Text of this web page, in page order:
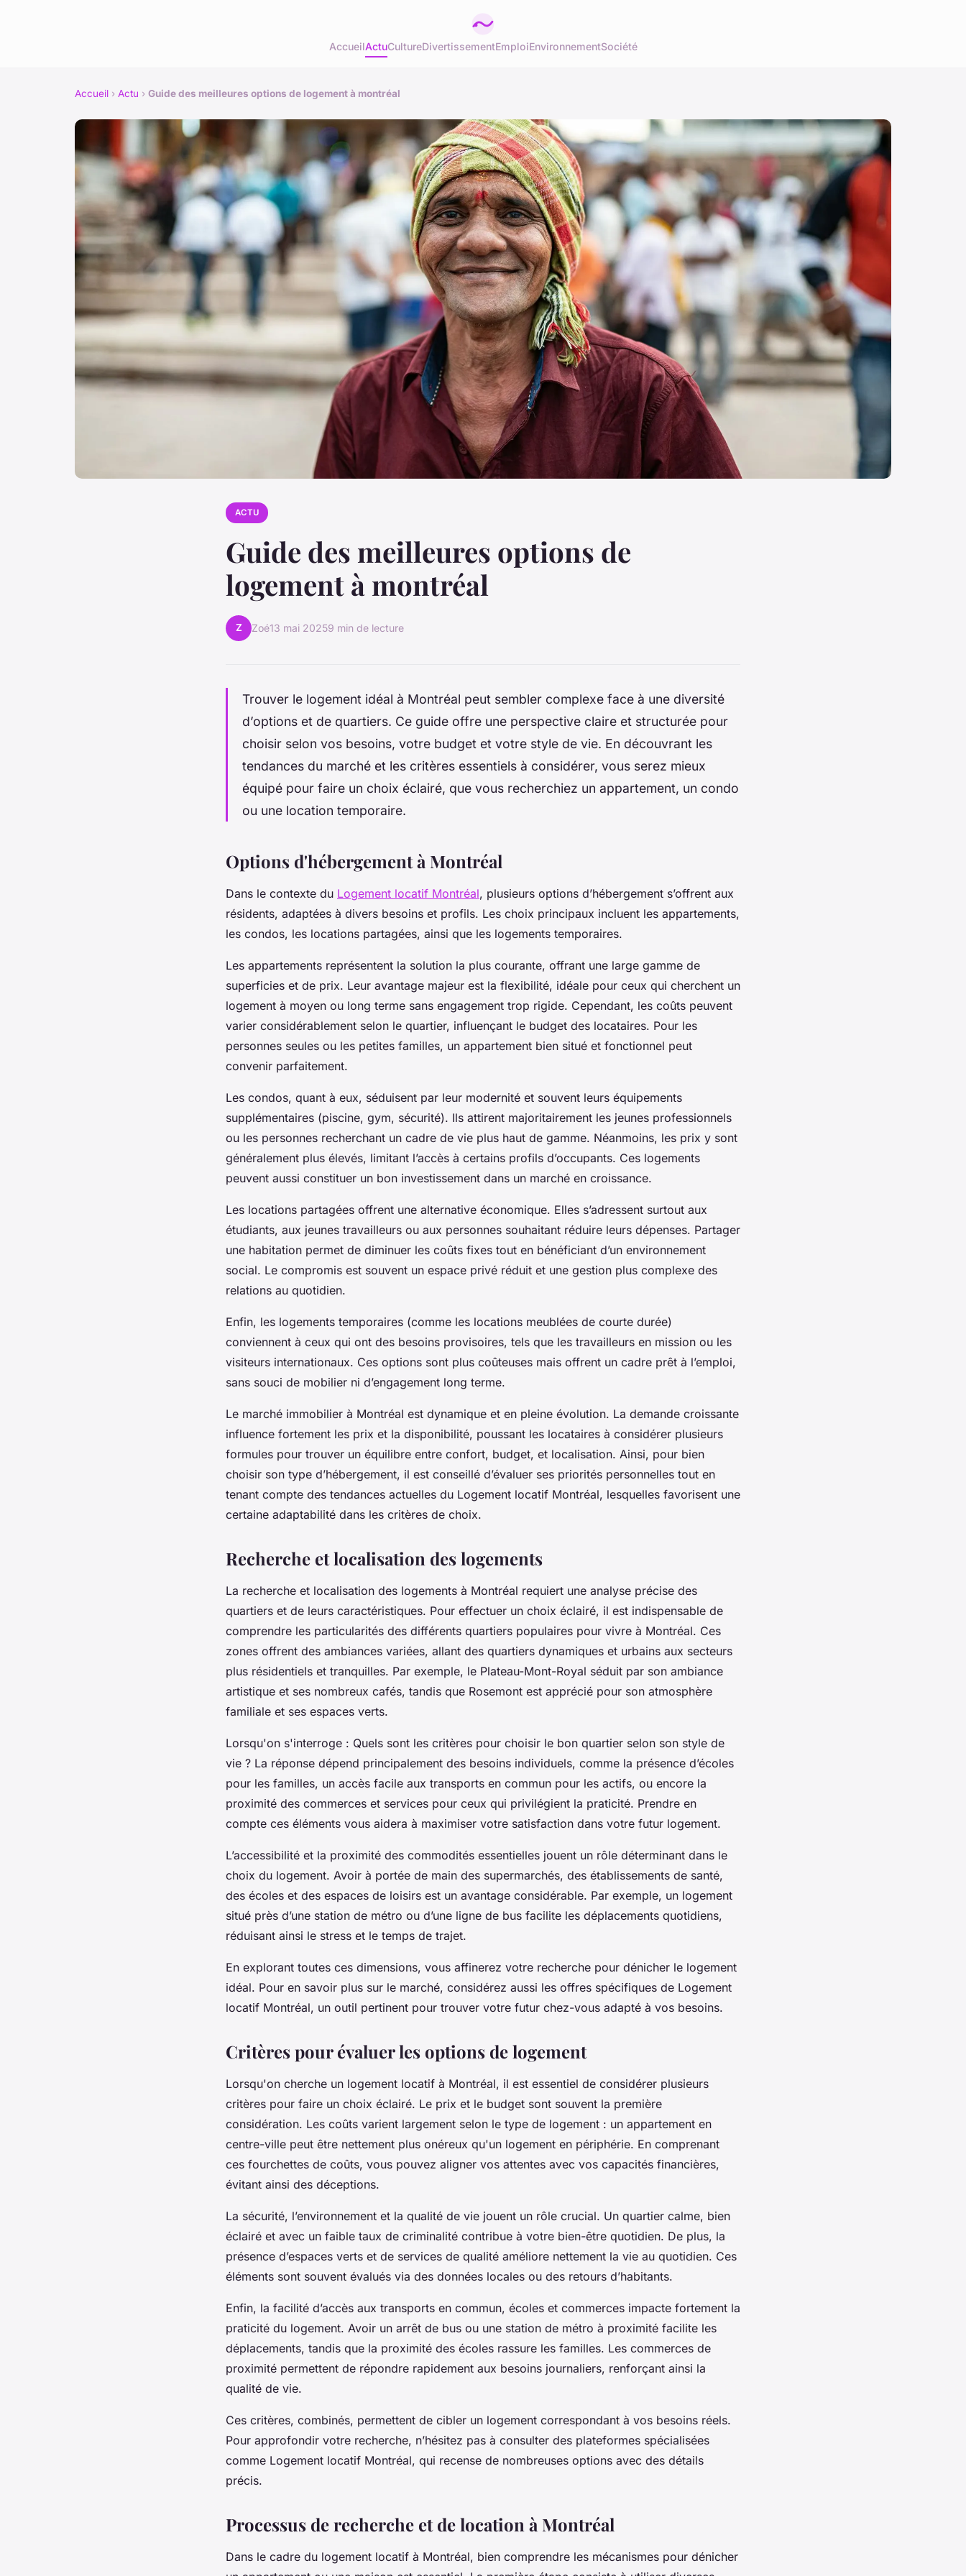
AccueilActuCultureDivertissementEmploiEnvironnementSociété
Accueil › Actu › Guide des meilleures options de logement à montréal
ACTU
Guide des meilleures options de
logement à montréal
Z Zoé13 mai 20259 min de lecture
Trouver le logement idéal à Montréal peut sembler complexe face à une diversité
d’options et de quartiers. Ce guide offre une perspective claire et structurée pour
choisir selon vos besoins, votre budget et votre style de vie. En découvrant les
tendances du marché et les critères essentiels à considérer, vous serez mieux
équipé pour faire un choix éclairé, que vous recherchiez un appartement, un condo
ou une location temporaire.
Options d'hébergement à Montréal
Dans le contexte du Logement locatif Montréal, plusieurs options d’hébergement s’offrent aux
résidents, adaptées à divers besoins et profils. Les choix principaux incluent les appartements,
les condos, les locations partagées, ainsi que les logements temporaires.
Les appartements représentent la solution la plus courante, offrant une large gamme de
superficies et de prix. Leur avantage majeur est la flexibilité, idéale pour ceux qui cherchent un
logement à moyen ou long terme sans engagement trop rigide. Cependant, les coûts peuvent
varier considérablement selon le quartier, influençant le budget des locataires. Pour les
personnes seules ou les petites familles, un appartement bien situé et fonctionnel peut
convenir parfaitement.
Les condos, quant à eux, séduisent par leur modernité et souvent leurs équipements
supplémentaires (piscine, gym, sécurité). Ils attirent majoritairement les jeunes professionnels
ou les personnes recherchant un cadre de vie plus haut de gamme. Néanmoins, les prix y sont
généralement plus élevés, limitant l’accès à certains profils d’occupants. Ces logements
peuvent aussi constituer un bon investissement dans un marché en croissance.
Les locations partagées offrent une alternative économique. Elles s’adressent surtout aux
étudiants, aux jeunes travailleurs ou aux personnes souhaitant réduire leurs dépenses. Partager
une habitation permet de diminuer les coûts fixes tout en bénéficiant d’un environnement
social. Le compromis est souvent un espace privé réduit et une gestion plus complexe des
relations au quotidien.
Enfin, les logements temporaires (comme les locations meublées de courte durée)
conviennent à ceux qui ont des besoins provisoires, tels que les travailleurs en mission ou les
visiteurs internationaux. Ces options sont plus coûteuses mais offrent un cadre prêt à l’emploi,
sans souci de mobilier ni d’engagement long terme.
Le marché immobilier à Montréal est dynamique et en pleine évolution. La demande croissante
influence fortement les prix et la disponibilité, poussant les locataires à considérer plusieurs
formules pour trouver un équilibre entre confort, budget, et localisation. Ainsi, pour bien
choisir son type d’hébergement, il est conseillé d’évaluer ses priorités personnelles tout en
tenant compte des tendances actuelles du Logement locatif Montréal, lesquelles favorisent une
certaine adaptabilité dans les critères de choix.
Recherche et localisation des logements
La recherche et localisation des logements à Montréal requiert une analyse précise des
quartiers et de leurs caractéristiques. Pour effectuer un choix éclairé, il est indispensable de
comprendre les particularités des différents quartiers populaires pour vivre à Montréal. Ces
zones offrent des ambiances variées, allant des quartiers dynamiques et urbains aux secteurs
plus résidentiels et tranquilles. Par exemple, le Plateau-Mont-Royal séduit par son ambiance
artistique et ses nombreux cafés, tandis que Rosemont est apprécié pour son atmosphère
familiale et ses espaces verts.
Lorsqu'on s'interroge : Quels sont les critères pour choisir le bon quartier selon son style de
vie ? La réponse dépend principalement des besoins individuels, comme la présence d’écoles
pour les familles, un accès facile aux transports en commun pour les actifs, ou encore la
proximité des commerces et services pour ceux qui privilégient la praticité. Prendre en
compte ces éléments vous aidera à maximiser votre satisfaction dans votre futur logement.
L’accessibilité et la proximité des commodités essentielles jouent un rôle déterminant dans le
choix du logement. Avoir à portée de main des supermarchés, des établissements de santé,
des écoles et des espaces de loisirs est un avantage considérable. Par exemple, un logement
situé près d’une station de métro ou d’une ligne de bus facilite les déplacements quotidiens,
réduisant ainsi le stress et le temps de trajet.
En explorant toutes ces dimensions, vous affinerez votre recherche pour dénicher le logement
idéal. Pour en savoir plus sur le marché, considérez aussi les offres spécifiques de Logement
locatif Montréal, un outil pertinent pour trouver votre futur chez-vous adapté à vos besoins.
Critères pour évaluer les options de logement
Lorsqu'on cherche un logement locatif à Montréal, il est essentiel de considérer plusieurs
critères pour faire un choix éclairé. Le prix et le budget sont souvent la première
considération. Les coûts varient largement selon le type de logement : un appartement en
centre-ville peut être nettement plus onéreux qu'un logement en périphérie. En comprenant
ces fourchettes de coûts, vous pouvez aligner vos attentes avec vos capacités financières,
évitant ainsi des déceptions.
La sécurité, l’environnement et la qualité de vie jouent un rôle crucial. Un quartier calme, bien
éclairé et avec un faible taux de criminalité contribue à votre bien-être quotidien. De plus, la
présence d’espaces verts et de services de qualité améliore nettement la vie au quotidien. Ces
éléments sont souvent évalués via des données locales ou des retours d’habitants.
Enfin, la facilité d’accès aux transports en commun, écoles et commerces impacte fortement la
praticité du logement. Avoir un arrêt de bus ou une station de métro à proximité facilite les
déplacements, tandis que la proximité des écoles rassure les familles. Les commerces de
proximité permettent de répondre rapidement aux besoins journaliers, renforçant ainsi la
qualité de vie.
Ces critères, combinés, permettent de cibler un logement correspondant à vos besoins réels.
Pour approfondir votre recherche, n’hésitez pas à consulter des plateformes spécialisées
comme Logement locatif Montréal, qui recense de nombreuses options avec des détails
précis.
Processus de recherche et de location à Montréal
Dans le cadre du logement locatif à Montréal, bien comprendre les mécanismes pour dénicher